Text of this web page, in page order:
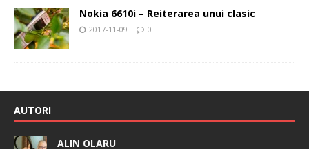
Nokia 6610i – Reiterarea unui clasic
2017-11-09 0
AUTORI
ALIN OLARU